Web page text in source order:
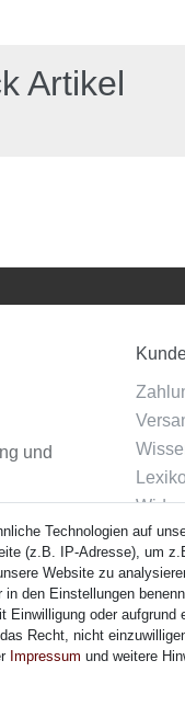
Artikel
und
Uhr
Zahlung
Technologien auf
(z.B. IP-Adresse), um
Website zu
den Einstellungen
Einwilligung oder
Recht, nicht
Impressum und weitere